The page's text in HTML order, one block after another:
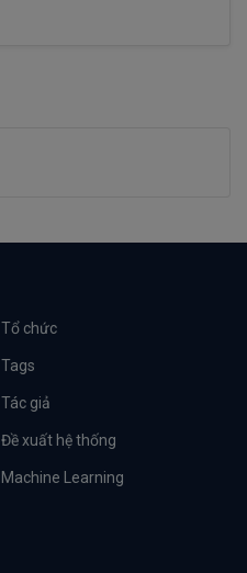
Tổ chức
Tags
Tác giả
Đề xuất hệ thống
Machine Learning